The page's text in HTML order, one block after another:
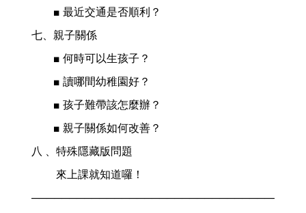
■ 最近交通是否順利？
七、親子關係
■ 何時可以生孩子？
■ 讀哪間幼稚園好？
■ 孩子難帶該怎麼辦？
■ 親子關係如何改善？
八 、特殊隱藏版問題
來上課就知道囉！